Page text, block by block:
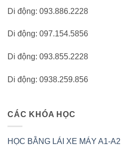
Di động: 093.886.2228
Di động: 097.154.5856
Di động: 093.855.2228
Di động: 0938.259.856
CÁC KHÓA HỌC
HỌC BẰNG LÁI XE MÁY A1-A2